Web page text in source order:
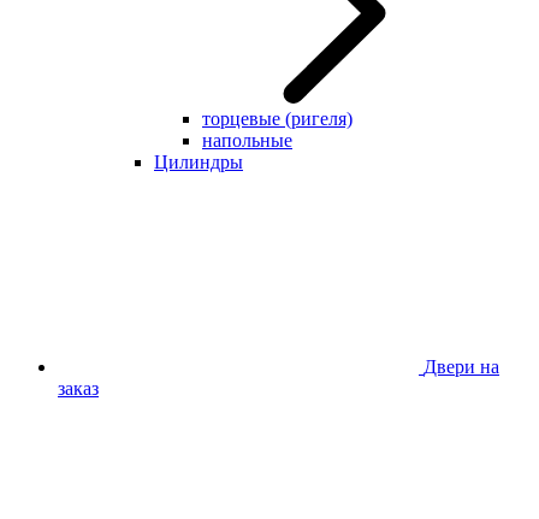
торцевые (ригеля)
напольные
Цилиндры
Двери на
заказ